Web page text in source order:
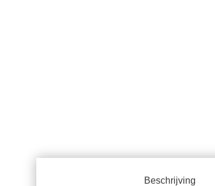
Beschrijving